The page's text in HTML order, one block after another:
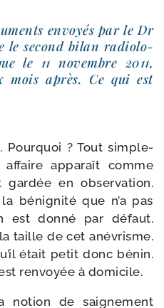
envoyés par le Dr
le second bilan radio­lo­
le 11 novembre 2011,
mois après. Ce qui est
Pourquoi ? Tout sim­ple­
appa­raît comme
gar­dée en obser­va­tion.
béni­gni­té que n’a pas
est don­né par défaut.
taille de cet ané­vrisme.
était petit donc bénin.
ren­voyée à domicile.
notion de sai­gne­ment